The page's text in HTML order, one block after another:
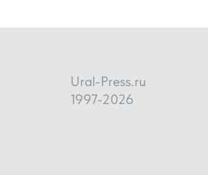
Ural-Press.ru
1997-2026